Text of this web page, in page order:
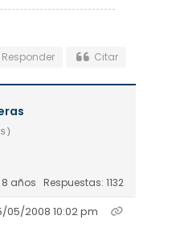
Responder Citar
años Respuestas: 1132
05/2008 10:02 pm